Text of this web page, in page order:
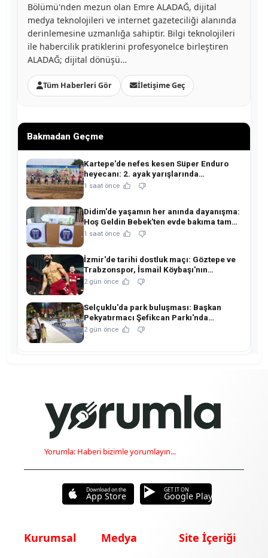
Bölümü'nden mezun olan Emre ALADAĞ, dijital
medya teknolojileri ve internet gazeteciliği alanında
derinlemesine uzmanlığa sahiptir. Bilgi teknolojileri
ile habercilik pratiklerini profesyonelce birleştiren
ALADAĞ; dijital dönüşü…
Tüm Haberleri Gör İletişime Geç
Bakmadan Geçme
Kartepe'de nefes kesen Süper Enduro
heyecanı: 2. ayak yarışlarında
şampiyonlar belli oldu!
1 saat önce
Didim'de yaşamın her anında dayanışma:
Hoş Geldin Bebek'ten evde bakıma tam
destek!
1 saat önce
İzmir'de tarihi dostluk maçı: Göztepe ve
Trabzonspor, İsmail Köybaşı'nın
jübilesinde buluşuyor!
2 gün önce
Selçuklu'da park buluşması: Başkan
Pekyatırmacı Şefikcan Parkı'nda
hemşehrileriyle buluştu!
2 gün önce
Yorumla: Haberi bizimle yorumlayın...
Download on the
App Store
GET IT ON
Google Play
Kurumsal Medya Site İçeriği